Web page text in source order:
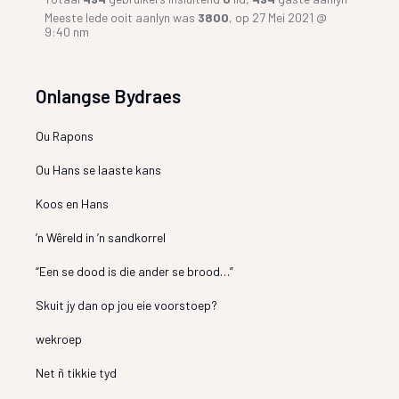
Meeste lede ooit aanlyn was 3800, op 27 Mei 2021 @
9:40 nm
Onlangse Bydraes
Ou Rapons
Ou Hans se laaste kans
Koos en Hans
’n Wêreld in ’n sandkorrel
“Een se dood is die ander se brood…”
Skuit jy dan op jou eie voorstoep?
wekroep
Net ñ tikkie tyd